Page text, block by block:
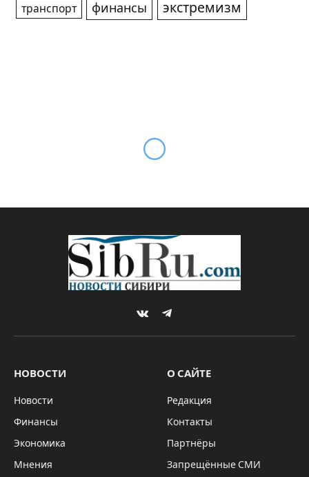
транспорт финансы экстремизм
стартовал Фестиваль
хоккея
10.12.2025 НОВОСТИ
2 Mins Read